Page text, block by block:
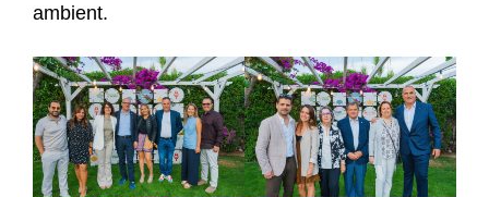
ambient.